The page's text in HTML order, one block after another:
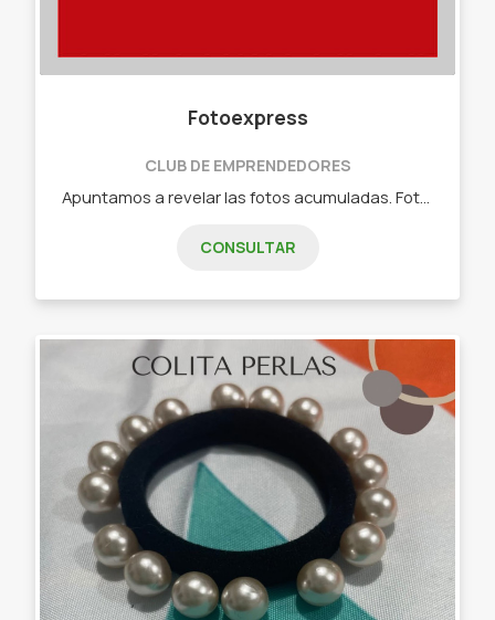
Fotoexpress
CLUB DE EMPRENDEDORES
CONSULTAR